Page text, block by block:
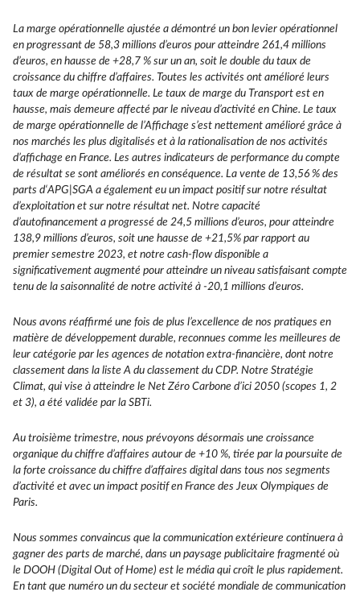
La marge opérationnelle ajustée a démontré un bon levier opérationnel
en progressant de 58,3 millions d’euros pour atteindre 261,4 millions
d’euros, en hausse de +28,7 % sur un an, soit le double du taux de
croissance du chiffre d’affaires. Toutes les activités ont amélioré leurs
taux de marge opérationnelle. Le taux de marge du Transport est en
hausse, mais demeure affecté par le niveau d’activité en Chine. Le taux
de marge opérationnelle de l’Affichage s’est nettement amélioré grâce à
nos marchés les plus digitalisés et à la rationalisation de nos activités
d’affichage en France. Les autres indicateurs de performance du compte
de résultat se sont améliorés en conséquence. La vente de 13,56 % des
parts d‘APG|SGA a également eu un impact positif sur notre résultat
d’exploitation et sur notre résultat net. Notre capacité
d’autofinancement a progressé de 24,5 millions d’euros, pour atteindre
138,9 millions d’euros, soit une hausse de +21,5% par rapport au
premier semestre 2023, et notre cash-flow disponible a
significativement augmenté pour atteindre un niveau satisfaisant compte
tenu de la saisonnalité de notre activité à -20,1 millions d’euros.
Nous avons réaffirmé une fois de plus l’excellence de nos pratiques en
matière de développement durable, reconnues comme les meilleures de
leur catégorie par les agences de notation extra-financière, dont notre
classement dans la liste A du classement du CDP. Notre Stratégie
Climat, qui vise à atteindre le Net Zéro Carbone d’ici 2050 (scopes 1, 2
et 3), a été validée par la SBTi.
Au troisième trimestre, nous prévoyons désormais une croissance
organique du chiffre d’affaires autour de +10 %, tirée par la poursuite de
la forte croissance du chiffre d’affaires digital dans tous nos segments
d’activité et avec un impact positif en France des Jeux Olympiques de
Paris.
Nous sommes convaincus que la communication extérieure continuera à
gagner des parts de marché, dans un paysage publicitaire fragmenté où
le DOOH (Digital Out of Home) est le média qui croît le plus rapidement.
En tant que numéro un du secteur et société mondiale de communication